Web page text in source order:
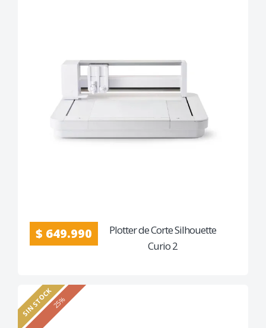
$ 649.990
Plotter de Corte Silhouette
Curio 2
25%
SIN STOCK